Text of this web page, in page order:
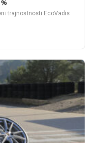
trajnostnosti EcoVadis